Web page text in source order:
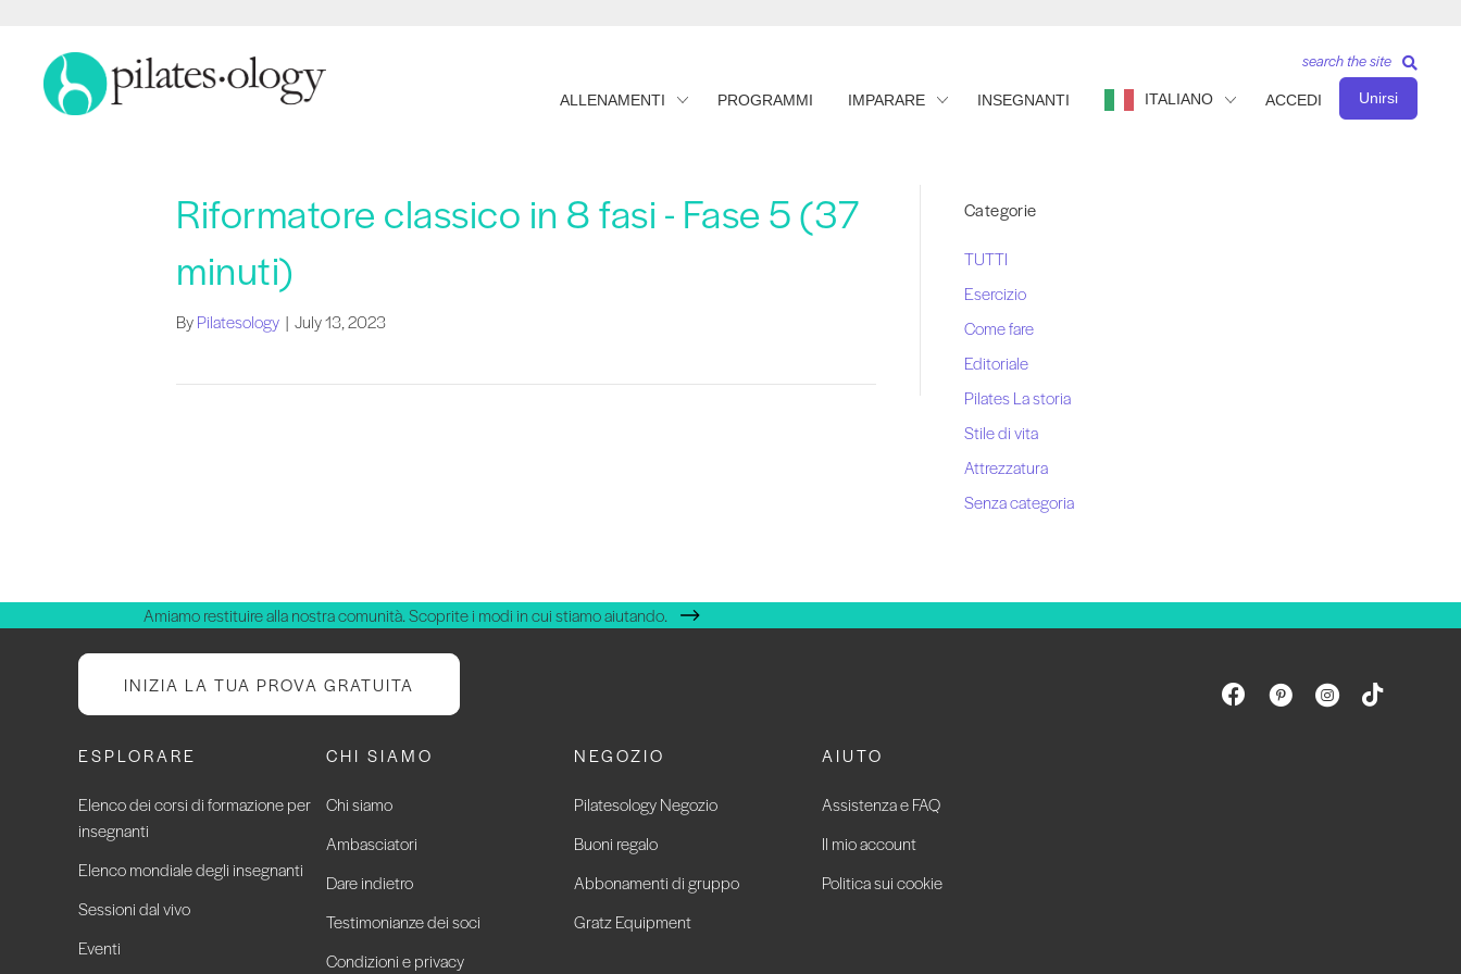
ALLENAMENTI PROGRAMMI IMPARARE INSEGNANTI ITALIANO ACCEDI Unirsi
search the site
Riformatore classico in 8 fasi - Fase 5 (37
minuti)
ByPilatesology | July 13, 2023
Categorie
TUTTI
Esercizio
Come fare
Editoriale
Pilates La storia
Stile di vita
Attrezzatura
Senza categoria
Amiamo restituire alla nostra comunità. Scoprite i modi in cui stiamo aiutando.
INIZIA LA TUA PROVA GRATUITA
ESPLORARE
Elenco dei corsi di formazione per
insegnanti
Elenco mondiale degli insegnanti
Sessioni dal vivo
Eventi
CHI SIAMO
Chi siamo
Ambasciatori
Dare indietro
Testimonianze dei soci
Condizioni e privacy
NEGOZIO
Pilatesology Negozio
Buoni regalo
Abbonamenti di gruppo
Gratz Equipment
AIUTO
Assistenza e FAQ
Il mio account
Politica sui cookie